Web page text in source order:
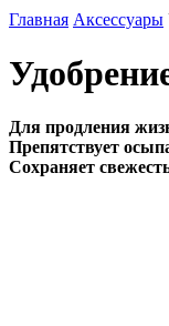
Главная Аксессуары
Для продления
Препятствует
Сохраняет